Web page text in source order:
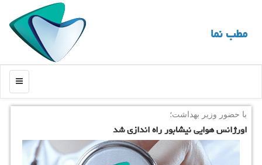
مطب نما
منو
با حضور وزیر بهداشت؛
اورژانس هوایی نیشابور راه اندازی شد